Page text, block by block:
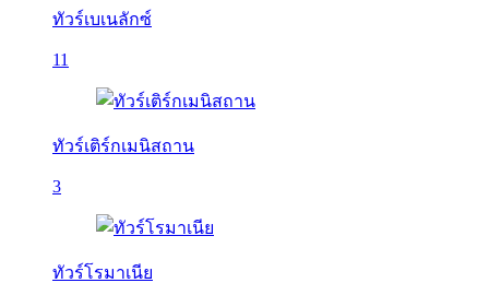
ทัวร์เบเนลักซ์
11
ทัวร์เติร์กเมนิสถาน
3
ทัวร์โรมาเนีย